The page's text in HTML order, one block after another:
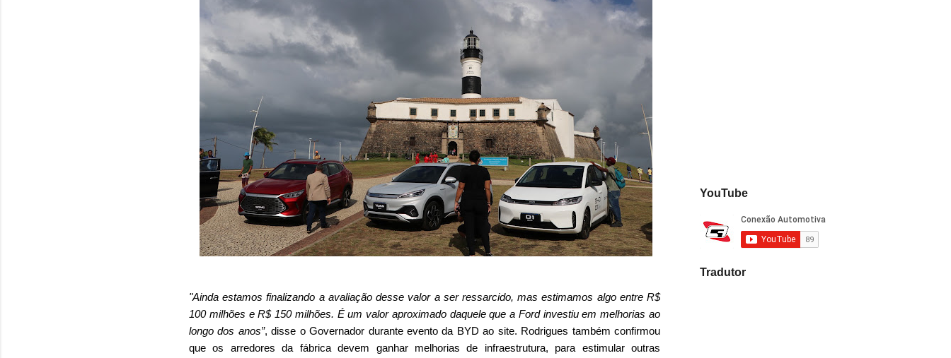
YouTube
Tradutor
"Ainda estamos finalizando a avaliação desse valor a ser ressarcido, mas estimamos algo entre R$
100 milhões e R$ 150 milhões. É um valor aproximado daquele que a Ford investiu em melhorias ao
longo dos anos”, disse o Governador durante evento da BYD ao site. Rodrigues também confirmou
que os arredores da fábrica devem ganhar melhorias de infraestrutura, para estimular outras